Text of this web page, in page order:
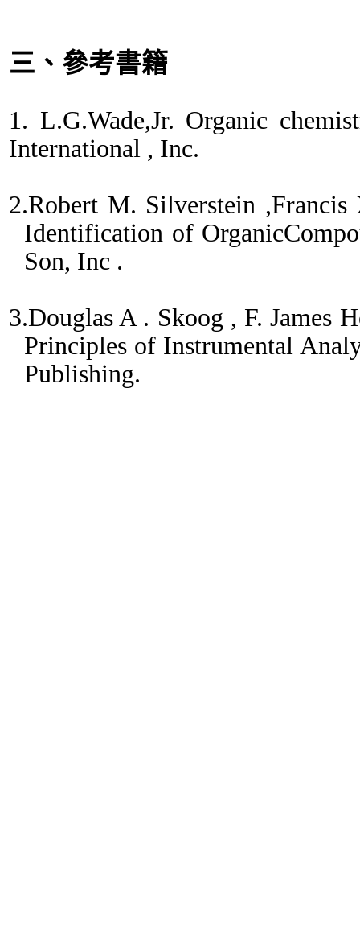
三、 參考書籍
1. L.G.Wade,Jr. Organic
International , Inc.
2.Robert M. Silverstein ,Francis
Identification of
Son, Inc .
3.Douglas A . Skoog , F. James
Principles of Instrumental
Publishing.